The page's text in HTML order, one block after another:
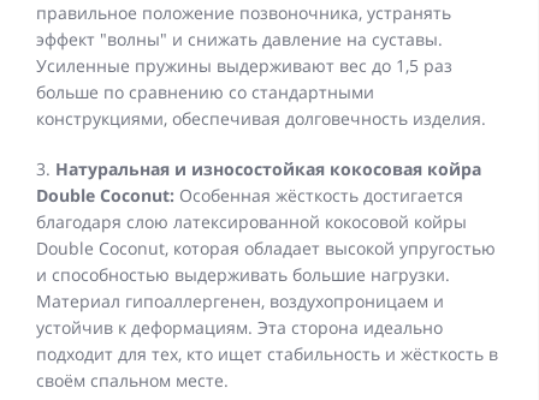
правильное положение позвоночника, устранять
эффект "волны" и снижать давление на суставы.
Усиленные пружины выдерживают вес до 1,5 раз
больше по сравнению со стандартными
конструкциями, обеспечивая долговечность изделия.
3. Натуральная и износостойкая кокосовая койра
Double Coconut: Особенная жёсткость достигается
благодаря слою латексированной кокосовой койры
Double Coconut, которая обладает высокой упругостью
и способностью выдерживать большие нагрузки.
Материал гипоаллергенен, воздухопроницаем и
устойчив к деформациям. Эта сторона идеально
подходит для тех, кто ищет стабильность и жёсткость в
своём спальном месте.